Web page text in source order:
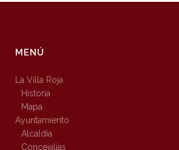
MENÚ
La Villa Roja
Historia
Mapa
Ayuntamiento
Alcaldía
Concejalías